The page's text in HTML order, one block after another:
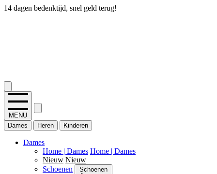
14 dagen bedenktijd, snel geld terug!
MENU
Dames
Heren Kinderen
Dames
Home | Dames Home | Dames
Nieuw Nieuw
Schoenen
Schoenen